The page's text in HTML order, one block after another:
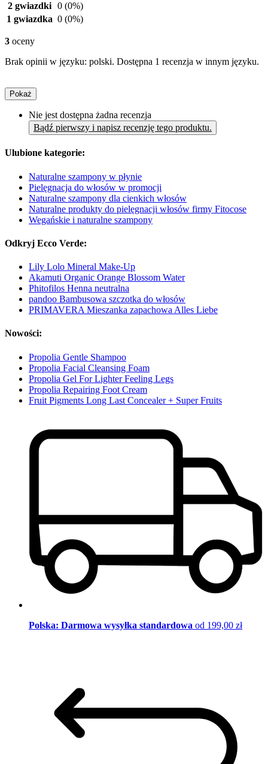
2 gwiazdki 0 (0%)
1 gwiazdka 0 (0%)
3 oceny
Brak opinii w języku: polski. Dostępna 1 recenzja w innym języku.
Pokaż
Nie jest dostępna żadna recenzja
Bądź pierwszy i napisz recenzję tego produktu.
Ulubione kategorie:
Naturalne szampony w płynie
Pielęgnacja do włosów w promocji
Naturalne szampony dla cienkich włosów
Naturalne produkty do pielęgnacji włosów firmy Fitocose
Wegańskie i naturalne szampony
Odkryj Ecco Verde:
Lily Lolo Mineral Make-Up
Akamuti Organic Orange Blossom Water
Phitofilos Henna neutralna
pandoo Bambusowa szczotka do włosów
PRIMAVERA Mieszanka zapachowa Alles Liebe
Nowości:
Propolia Gentle Shampoo
Propolia Facial Cleansing Foam
Propolia Gel For Lighter Feeling Legs
Propolia Repairing Foot Cream
Fruit Pigments Long Last Concealer + Super Fruits
Polska: Darmowa wysyłka standardowa od 199,00 zł